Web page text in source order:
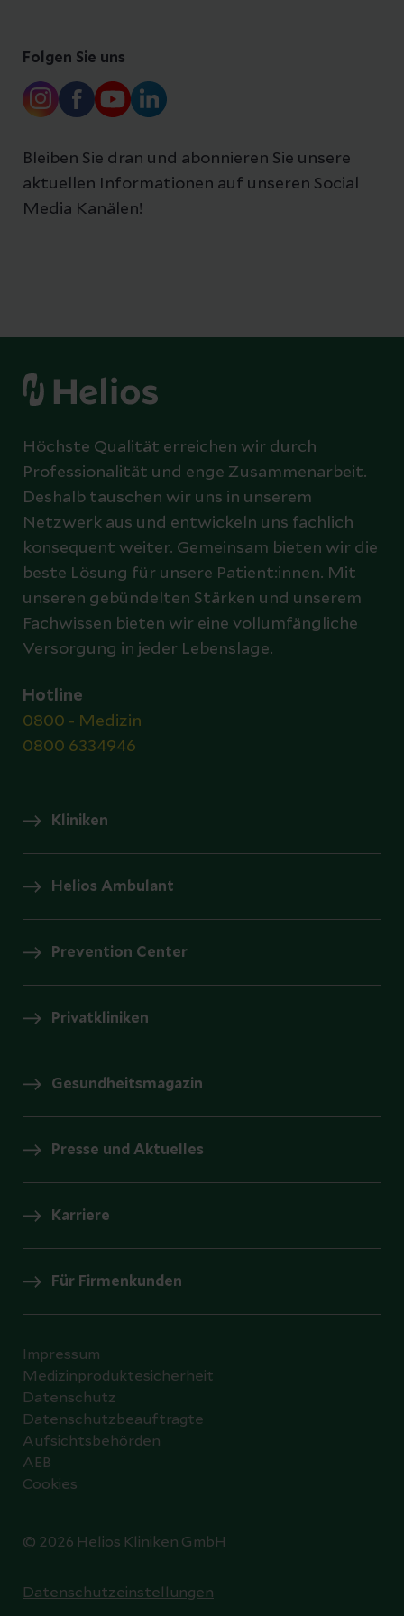
Folgen Sie uns
Bleiben Sie dran und abonnieren Sie unsere
aktuellen Informationen auf unseren Social
Media Kanälen!
Höchste Qualität erreichen wir durch
Professionalität und enge Zusammenarbeit.
Deshalb tauschen wir uns in unserem
Netzwerk aus und entwickeln uns fachlich
konsequent weiter. Gemeinsam bieten wir die
beste Lösung für unsere Patient:innen. Mit
unseren gebündelten Stärken und unserem
Fachwissen bieten wir eine vollumfängliche
Versorgung in jeder Lebenslage.
Hotline
0800 - Medizin
0800 6334946
Kliniken
Helios Ambulant
Prevention Center
Privatkliniken
Gesundheitsmagazin
Presse und Aktuelles
Karriere
Für Firmenkunden
© 2026 Helios Kliniken GmbH
Impressum
Medizinproduktesicherheit
Datenschutz
Datenschutzbeauftragte
Aufsichtsbehörden
AEB
Cookies
Datenschutzeinstellungen